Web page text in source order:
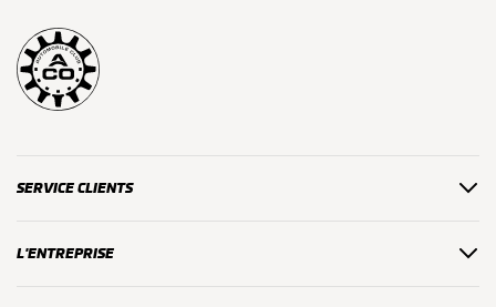
SERVICE CLIENTS
L'ENTREPRISE